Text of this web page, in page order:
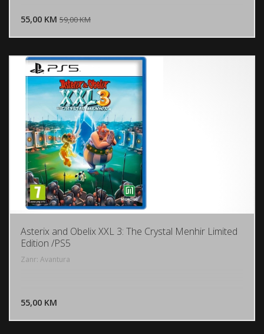
55,00 KM 59,00 KM
Asterix and Obelix XXL 3: The Crystal Menhir Limited
Edition /PS5
Zanr: Avantura
55,00 KM